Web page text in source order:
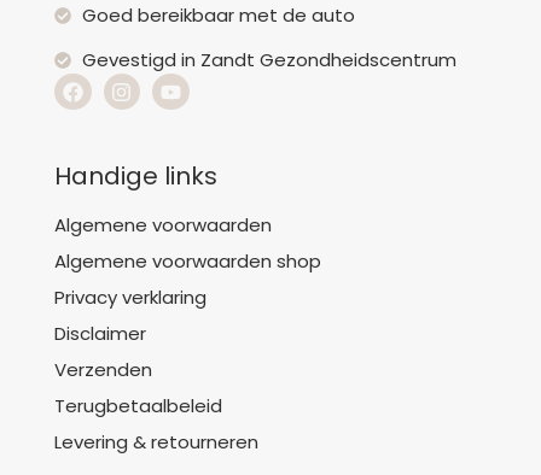
Goed bereikbaar met de auto
Gevestigd in Zandt Gezondheidscentrum
Handige links
Algemene voorwaarden
Algemene voorwaarden shop
Privacy verklaring
Disclaimer
Verzenden
Terugbetaalbeleid
Levering & retourneren